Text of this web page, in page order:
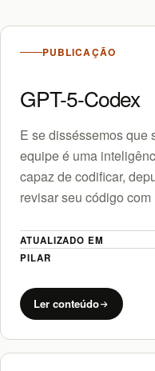
PUBLICAÇÃO
GPT-5-Codex
E se disséssemos que
equipe é uma
capaz de codificar,
revisar seu código
ATUALIZADO EM
PILAR
Ler conteúdo